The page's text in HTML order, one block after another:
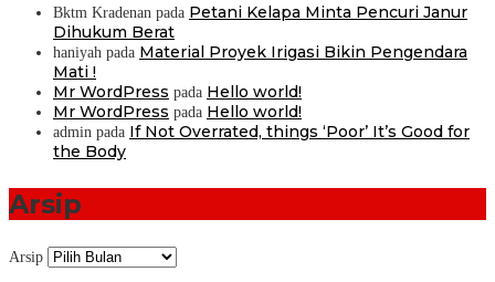
Bktm Kradenan pada Petani Kelapa Minta Pencuri Janur
Dihukum Berat
haniyah pada Material Proyek Irigasi Bikin Pengendara
Mati !
Mr WordPress pada Hello world!
Mr WordPress pada Hello world!
admin pada If Not Overrated, things ‘Poor’ It’s Good for
the Body
Arsip
Arsip